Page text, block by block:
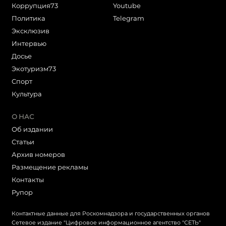
Коррупция73
Политика
Эксклюзив
Интервью
Досье
Экотуризм73
Cпорт
Культура
Youtube
Telegram
О НАС
Об издании
Статьи
Архив номеров
Размещение рекламы
Контакты
Рупор
Контактные данные для Роскомнадзора и государственных органов
Сетевое издание "Цифровое информационное агентство "СЕТЬ"